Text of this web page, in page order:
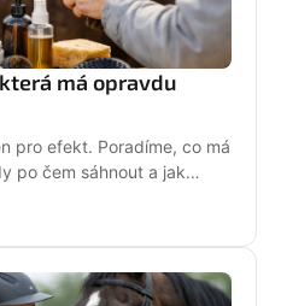
má opravdu
pro efekt. Poradíme, co má
po čem sáhnout a jak